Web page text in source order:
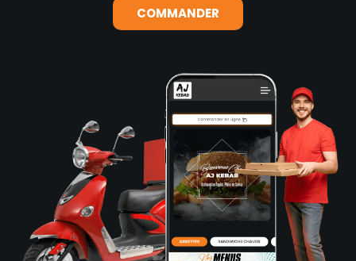
COMMANDER